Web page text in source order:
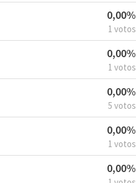
0,00%
1 votos
0,00%
1 votos
0,00%
5 votos
0,00%
1 votos
0,00%